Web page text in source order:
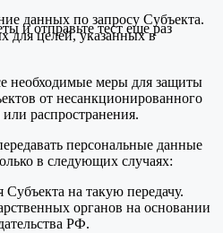
и отправьте тест еще раз
данных по запросу Субъекта.
для целей, указанных в
необходимые меры для защиты
от несанкционированного
распространения.
персональные данные
в следующих случаях:
на такую передачу.
органов на основании
РФ.